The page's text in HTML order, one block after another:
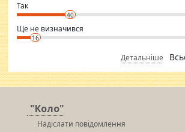
⇒ sakshimirchandani.com
Так
40
Ще не визначився
16
Детальніше
"Коло"
Надіслати повідомлення